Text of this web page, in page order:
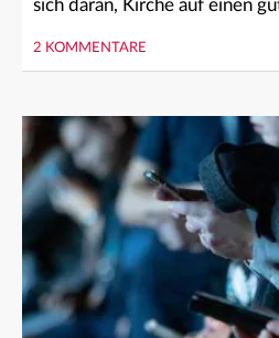
sich daran, Kirche auf einen
2 KOMMENTARE